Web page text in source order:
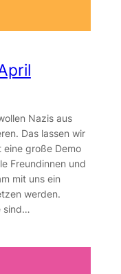
Nazis aus
Das lassen wir
große Demo
Freundinnen und
mit uns ein
werden.
sind…